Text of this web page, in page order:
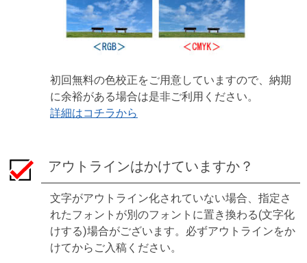
初回無料の色校正をご用意していますので、納期
に余裕がある場合は是非ご利用ください。
詳細はコチラから
アウトラインはかけていますか？
文字がアウトライン化されていない場合、指定さ
れたフォントが別のフォントに置き換わる(文字化
けする)場合がございます。必ずアウトラインをか
けてからご入稿ください。